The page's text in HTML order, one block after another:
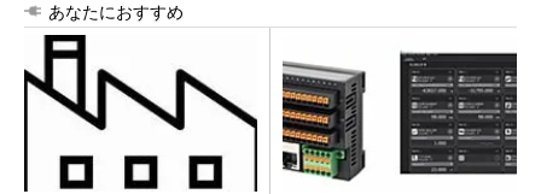
あなたにおすすめ